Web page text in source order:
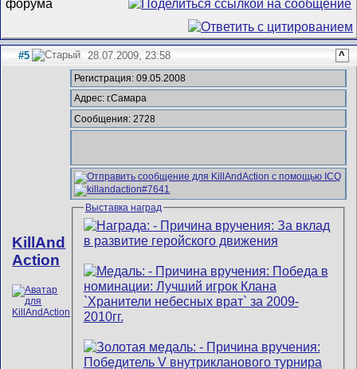
#5 28.07.2009, 23:58 ^
KillAnd
Action
Регистрация: 09.05.2008
Адрес: г.Самара
Сообщения: 2728
Выставка наград